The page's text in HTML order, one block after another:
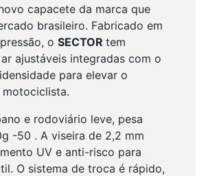
capacete da marca que
brasileiro. Fabricado em
o SECTOR tem
ajustáveis integradas com o
para elevar o
e rodoviário leve, pesa
-50 . A viseira de 2,2 mm
UV e anti-risco para
O sistema de troca é rápido,